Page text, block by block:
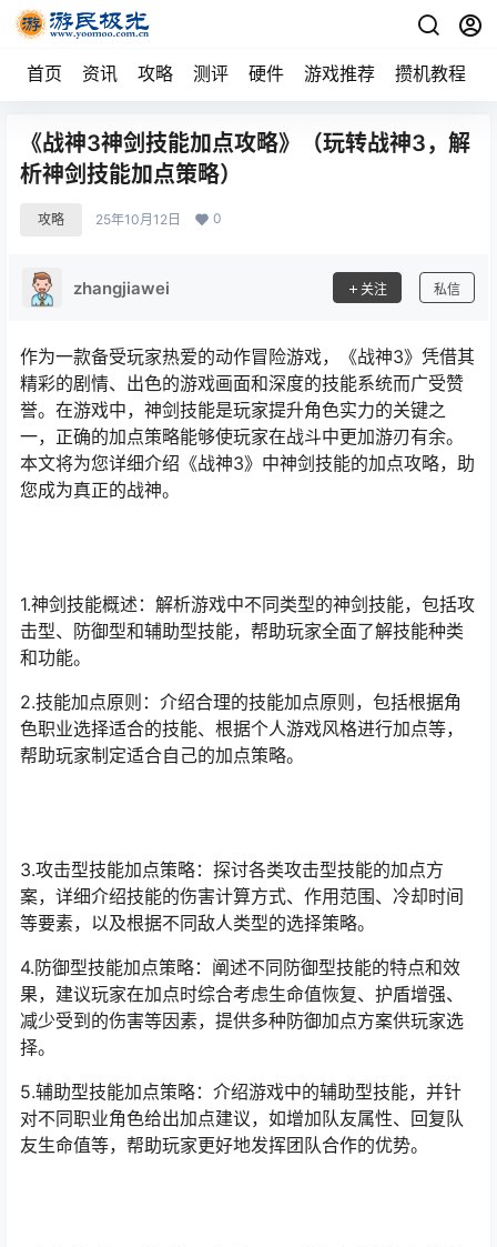
首页 资讯 攻略 测评 硬件 游戏推荐 攒机教程
《战神3神剑技能加点攻略》（玩转战神3，解
析神剑技能加点策略）
攻略 25年10月12日 0
zhangjiawei 关注 私信
作为一款备受玩家热爱的动作冒险游戏，《战神3》凭借其
精彩的剧情、出色的游戏画面和深度的技能系统而广受赞
誉。在游戏中，神剑技能是玩家提升角色实力的关键之
一，正确的加点策略能够使玩家在战斗中更加游刃有余。
本文将为您详细介绍《战神3》中神剑技能的加点攻略，助
您成为真正的战神。
1.神剑技能概述：解析游戏中不同类型的神剑技能，包括攻
击型、防御型和辅助型技能，帮助玩家全面了解技能种类
和功能。
2.技能加点原则：介绍合理的技能加点原则，包括根据角
色职业选择适合的技能、根据个人游戏风格进行加点等，
帮助玩家制定适合自己的加点策略。
3.攻击型技能加点策略：探讨各类攻击型技能的加点方
案，详细介绍技能的伤害计算方式、作用范围、冷却时间
等要素，以及根据不同敌人类型的选择策略。
4.防御型技能加点策略：阐述不同防御型技能的特点和效
果，建议玩家在加点时综合考虑生命值恢复、护盾增强、
减少受到的伤害等因素，提供多种防御加点方案供玩家选
择。
5.辅助型技能加点策略：介绍游戏中的辅助型技能，并针
对不同职业角色给出加点建议，如增加队友属性、回复队
友生命值等，帮助玩家更好地发挥团队合作的优势。